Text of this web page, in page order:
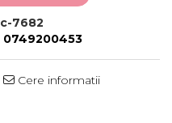
c-7682
0749200453
Cere informatii